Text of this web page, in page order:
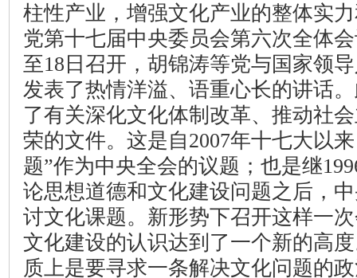
柱性产业，增强文化产业的整体实
党第十七届中央委员会第六次全体
至18 日召开，胡锦涛等党与国家领
发表了热情洋溢、语重心长的讲话
了有关深化文化体制改革、推动社
荣的文件。这是自2007年十七大以
题”作为中央全会的议题；也是继
论思想道德和文化建设问题之后，
讨文化课题。新形势下召开这样一
文化建设的认识达到了一个新的高
质上是要寻求一条解决文化问题的